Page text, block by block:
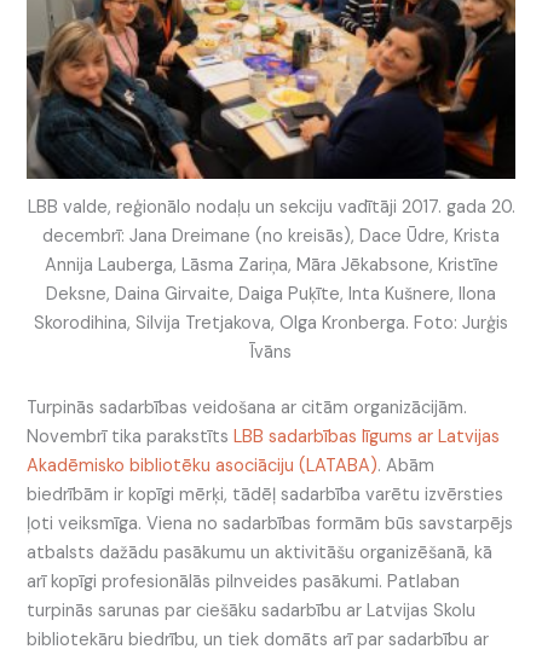
LBB valde, reģionālo nodaļu un sekciju vadītāji 2017. gada 20.
decembrī: Jana Dreimane (no kreisās), Dace Ūdre, Krista
Annija Lauberga, Lāsma Zariņa, Māra Jēkabsone, Kristīne
Deksne, Daina Girvaite, Daiga Puķīte, Inta Kušnere, Ilona
Skorodihina, Silvija Tretjakova, Olga Kronberga. Foto: Jurģis
Īvāns
Turpinās sadarbības veidošana ar citām organizācijām.
Novembrī tika parakstītsLBB sadarbības līgums ar Latvijas
Akadēmisko bibliotēku asociāciju (LATABA). Abām
biedrībām ir kopīgi mērķi, tādēļ sadarbība varētu izvērsties
ļoti veiksmīga. Viena no sadarbības formām būs savstarpējs
atbalsts dažādu pasākumu un aktivitāšu organizēšanā, kā
arī kopīgi profesionālās pilnveides pasākumi. Patlaban
turpinās sarunas par ciešāku sadarbību ar Latvijas Skolu
bibliotekāru biedrību, un tiek domāts arī par sadarbību ar